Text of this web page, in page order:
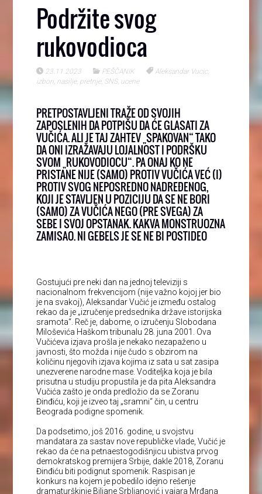
Podržite svog
rukovodioca
23.11.2023 PEŠČANIK Aleksandar Vucic,
izbori, nasilje, pretnje, SNS, ucene
PRETPOSTAVLJENI TRAŽE OD SVOJIH
ZAPOSLENIH DA POTPIŠU DA ĆE GLASATI ZA
VUČIĆA. ALI JE TAJ ZAHTEV „SPAKOVAN“ TAKO
DA ONI IZRAŽAVAJU LOJALNOST I PODRŠKU
SVOM „RUKOVODIOCU“. PA ONAJ KO NE
PRISTANE NIJE (SAMO) PROTIV VUČIĆA VEĆ (I)
PROTIV SVOG NEPOSREDNO NADREĐENOG,
KOJI JE STAVLJEN U POZICIJU DA SE NE BORI
(SAMO) ZA VUČIĆA NEGO (PRE SVEGA) ZA
SEBE I SVOJ OPSTANAK. KAKVA MONSTRUOZNA
ZAMISAO. NI GEBELS JE SE NE BI POSTIDEO
Gostujući pre neki dan na jednoj televiziji s
nacionalnom frekvencijom (nije važno kojoj jer bio
je na svakoj), Aleksandar Vučić je između ostalog
rekao da je „izručenje predsednika države istorijska
sramota“. Reč je, dabome, o izručenju Slobodana
Miloševića Haškom tribunalu 28. juna 2001. Ova
Vučićeva izjava prošla je nekako nezapaženo u
javnosti, što možda i nije čudo s obzirom na
količinu njegovih izjava kojima iz sata u sat zasipa
unezverene narodne mase. Voditeljka koja je bila
prisutna u studiju propustila je da pita Aleksandra
Vučića zašto je onda predložio da se Zoranu
Đinđiću, koji je izveo taj „sramni“ čin, u centru
Beograda podigne spomenik.
Da podsetimo, još 2016. godine, u svojstvu
mandatara za sastav nove republičke vlade, Vučić je
rekao da će na petnaestogodišnjicu ubistva prvog
demokratskog premijera Srbije, dakle 2018, Zoranu
Đinđiću biti podignut spomenik. Raspisan je
konkurs na kojem je pobedilo idejno rešenje
dramaturškinje Biljane Srbljanović i vajara Mrđana